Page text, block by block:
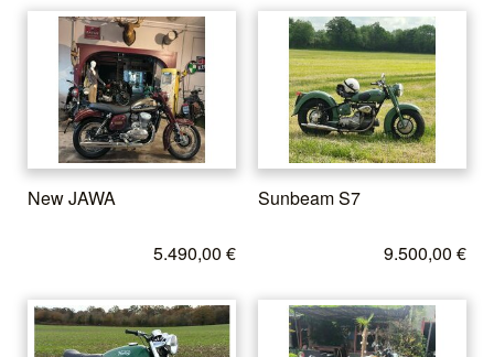
New JAWA
5.490,00 €
Sunbeam S7
9.500,00 €